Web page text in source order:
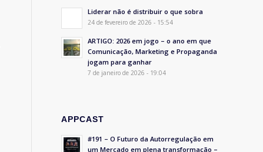
Liderar não é distribuir o que sobra
24 de fevereiro de 2026 - 15:54
ARTIGO: 2026 em jogo – o ano em que
Comunicação, Marketing e Propaganda
jogam para ganhar
7 de janeiro de 2026 - 19:04
APPCAST
#191 – O Futuro da Autorregulação em
um Mercado em plena transformação –